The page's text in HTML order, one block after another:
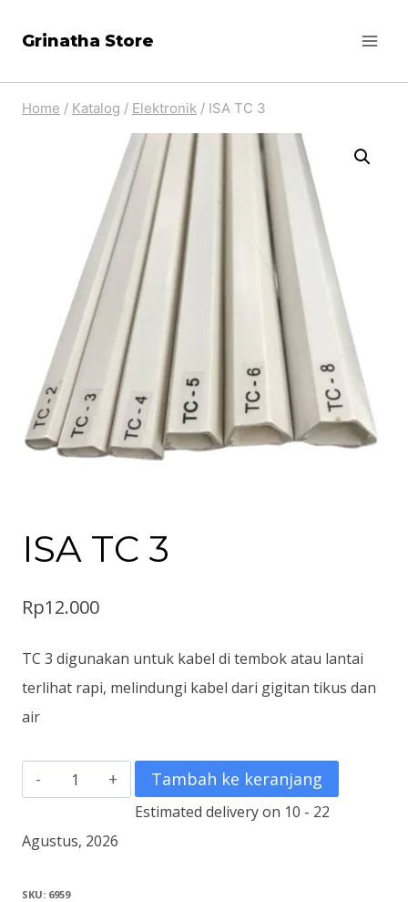
Grinatha Store
Home / Katalog / Elektronik / ISA TC 3
ISA TC 3
Rp12.000
TC 3 digunakan untuk kabel di tembok atau lantai
terlihat rapi, melindungi kabel dari gigitan tikus dan
air
Kuantitas
ISA
TC
Tambah ke keranjang
Estimated delivery on 10 - 22
Agustus, 2026
SKU: 6959